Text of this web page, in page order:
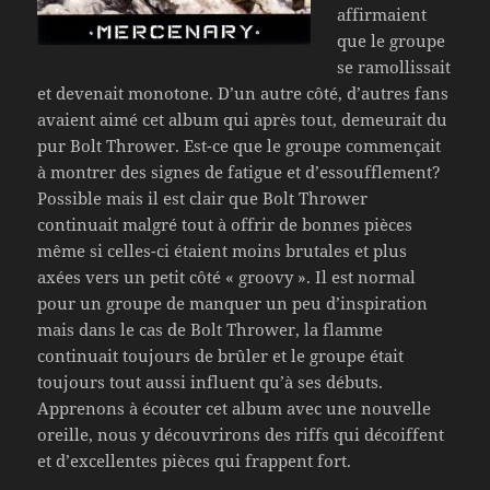
affirmaient
que le groupe
se ramollissait
et devenait monotone. D’un autre côté, d’autres fans
avaient aimé cet album qui après tout, demeurait du
pur Bolt Thrower. Est-ce que le groupe commençait
à montrer des signes de fatigue et d’essoufflement?
Possible mais il est clair que Bolt Thrower
continuait malgré tout à offrir de bonnes pièces
même si celles-ci étaient moins brutales et plus
axées vers un petit côté « groovy ». Il est normal
pour un groupe de manquer un peu d’inspiration
mais dans le cas de Bolt Thrower, la flamme
continuait toujours de brûler et le groupe était
toujours tout aussi influent qu’à ses débuts.
Apprenons à écouter cet album avec une nouvelle
oreille, nous y découvrirons des riffs qui décoiffent
et d’excellentes pièces qui frappent fort.